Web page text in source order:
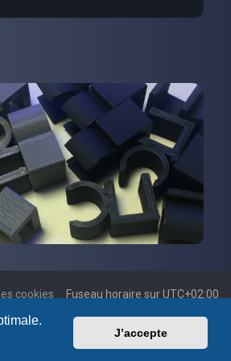
J’accepte
Fuseau horaire surUTC+02:00
cookies